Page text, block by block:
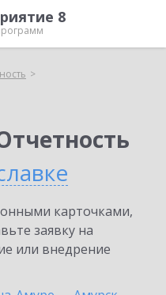
8
карточками,
заявку на
или внедрение